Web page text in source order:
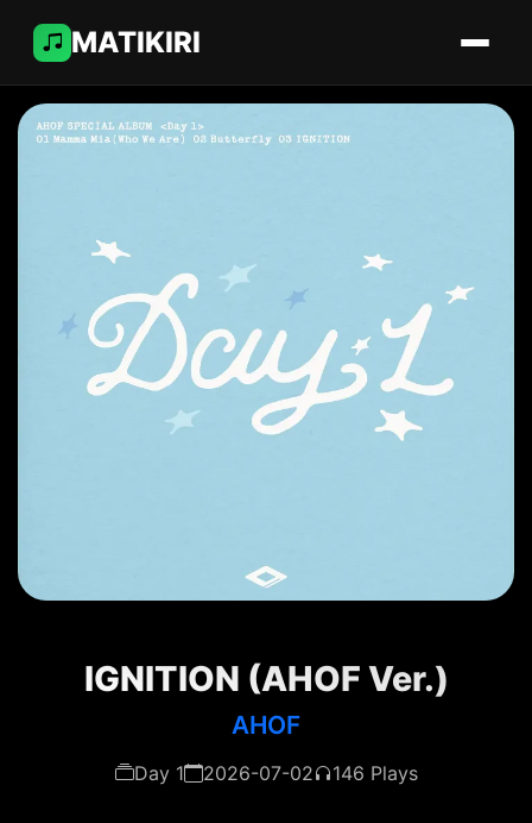
MATIKIRI
IGNITION (AHOF Ver.)
AHOF
Day 1 2026-07-02 146 Plays